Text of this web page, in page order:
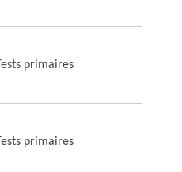
Tests primaires
Tests primaires